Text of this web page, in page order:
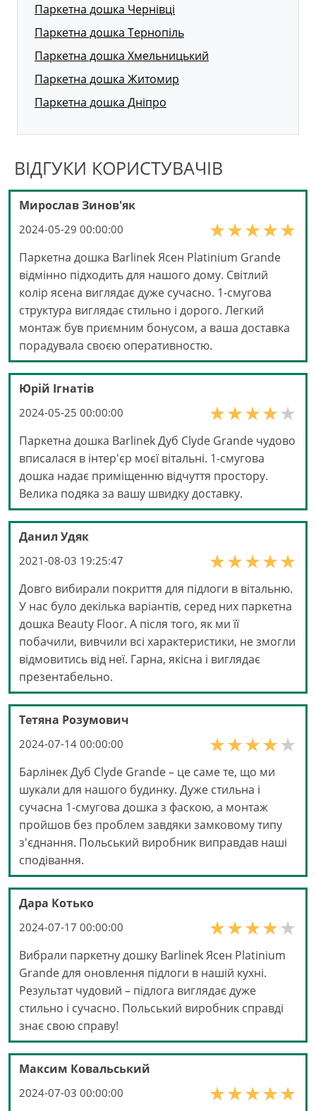
Паркетна дошка Чернівці
Паркетна дошка Тернопіль
Паркетна дошка Хмельницький
Паркетна дошка Житомир
Паркетна дошка Дніпро
ВІДГУКИ КОРИСТУВАЧІВ
Мирослав Зинов'як
2024-05-29 00:00:00
Паркетна дошка Barlinek Ясен Platinium Grande
відмінно підходить для нашого дому. Світлий
колір ясена виглядає дуже сучасно. 1-смугова
структура виглядає стильно і дорого. Легкий
монтаж був приємним бонусом, а ваша доставка
порадувала своєю оперативностю.
Юрій Ігнатів
2024-05-25 00:00:00
Паркетна дошка Barlinek Дуб Clyde Grande чудово
вписалася в інтер'єр моєї вітальні. 1-смугова
дошка надає приміщенню відчуття простору.
Велика подяка за вашу швидку доставку.
Данил Удяк
2021-08-03 19:25:47
Довго вибирали покриття для підлоги в вітальню.
У нас було декілька варіантів, серед них паркетна
дошка Beauty Floor. А після того, як ми її
побачили, вивчили всі характеристики, не змогли
відмовитись від неї. Гарна, якісна і виглядає
презентабельно.
Тетяна Розумович
2024-07-14 00:00:00
Барлінек Дуб Clyde Grande – це саме те, що ми
шукали для нашого будинку. Дуже стильна і
сучасна 1-смугова дошка з фаскою, а монтаж
пройшов без проблем завдяки замковому типу
з'єднання. Польський виробник виправдав наші
сподівання.
Дара Котько
2024-07-17 00:00:00
Вибрали паркетну дошку Barlinek Ясен Platinium
Grande для оновлення підлоги в нашій кухні.
Результат чудовий – підлога виглядає дуже
стильно і сучасно. Польський виробник справді
знає свою справу!
Максим Ковальський
2024-07-03 00:00:00